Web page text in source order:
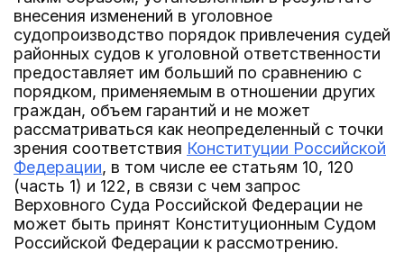
внесения изменений в уголовное
судопроизводство порядок привлечения судей
районных судов к уголовной ответственности
предоставляет им больший по сравнению с
порядком, применяемым в отношении других
граждан, объем гарантий и не может
рассматриваться как неопределенный с точки
зрения соответствия Конституции Российской
Федерации, в том числе ее статьям 10, 120
(часть 1) и 122, в связи с чем запрос
Верховного Суда Российской Федерации не
может быть принят Конституционным Судом
Российской Федерации к рассмотрению.